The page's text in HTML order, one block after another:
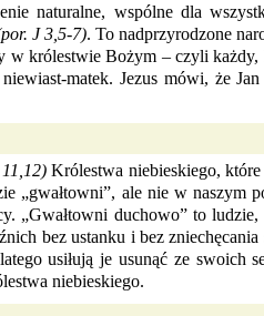
naturalne, wspólne dla
J 3,5-7). To nadprzyrodzone
królestwie Bożym – czyli każdy,
matek. Jezus mówi, że
Królestwa niebieskiego, które
ale nie w naszym
„Gwałtowni duchowo” to
bez ustanku i bez
usiłują je usunąć ze swoich
niebieskiego.